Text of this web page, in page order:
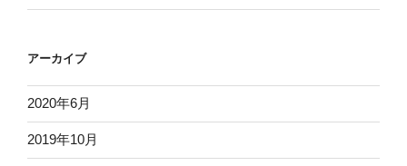
アーカイブ
2020年6月
2019年10月